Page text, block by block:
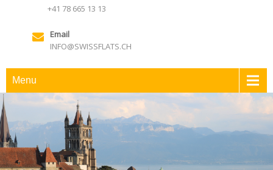
+41 78 665 13 13
Email
INFO@SWISSFLATS.CH
Menu